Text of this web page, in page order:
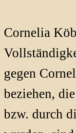
Cornelia
gegen
beziehen,
bzw. durch